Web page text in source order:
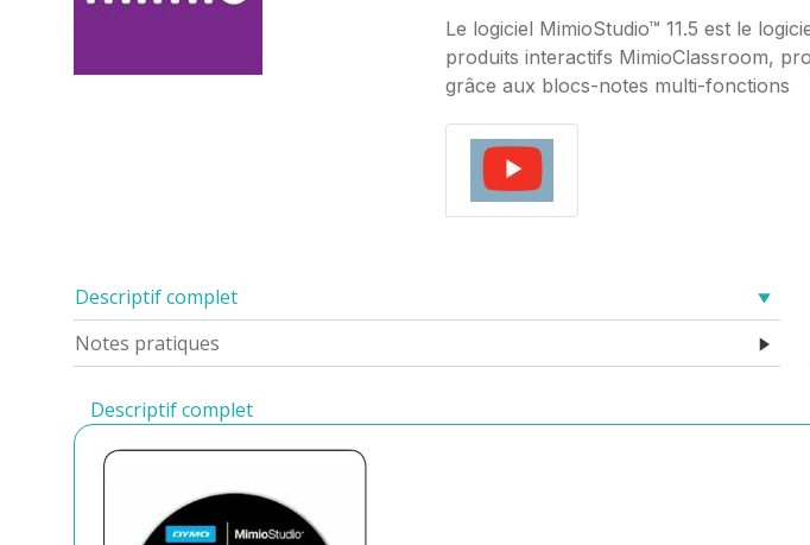
Le logiciel MimioStudio™ 11.5 est le
produits interactifs MimioClassroom,
grâce aux blocs-notes multi-fonctions
Descriptif complet
Notes pratiques
Descriptif complet